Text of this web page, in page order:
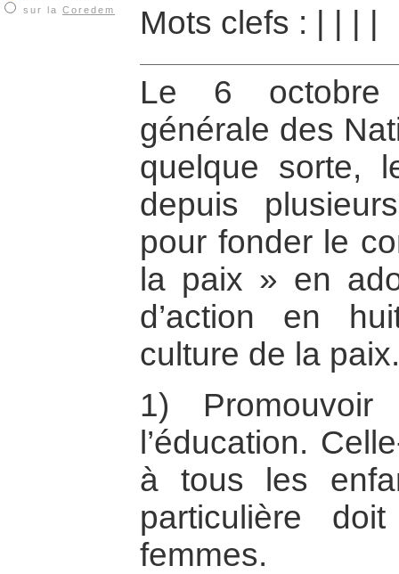
sur la Coredem Mots clefs :
Le 6 octobre
générale des
quelque sorte,
depuis
pour fonder le
la paix » en
d’action en
culture de la paix.
1)
l’éducation.
à tous les
particulière
femmes.